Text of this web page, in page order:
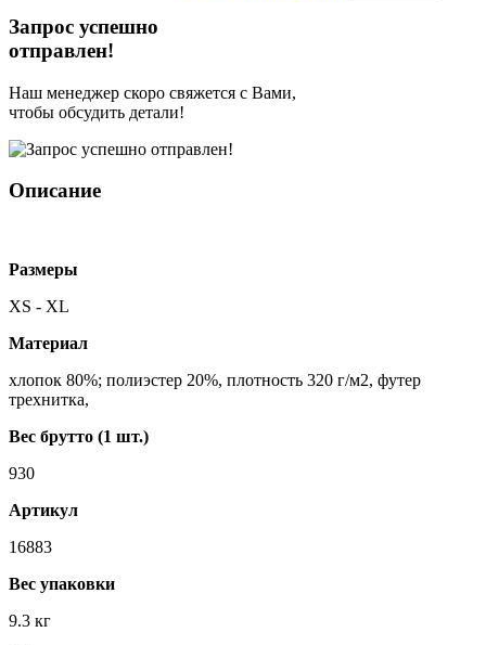
Запрос успешно
отправлен!
Наш менеджер скоро свяжется с Вами,
чтобы обсудить детали!
Описание
Размеры
XS - XL
Материал
хлопок 80%; полиэстер 20%, плотность 320 г/м2, футер
трехнитка,
Вес брутто (1 шт.)
930
Артикул
16883
Вес упаковки
9.3 кг